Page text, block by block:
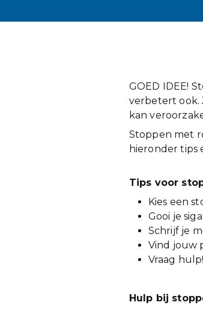
GOED IDEE!
verbetert ook.
kan
Stoppen met
hieronder tips
Tips voor
Kies een
Gooi je
Schrijf je
Vind jouw
Vraag hulp!
Hulp bij